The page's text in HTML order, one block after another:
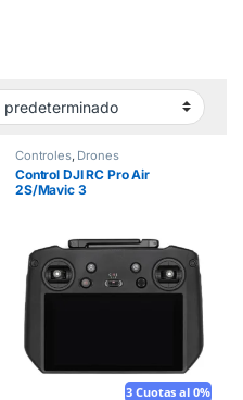
Controles, Drones
Control DJI RC Pro Air
2S/Mavic 3
3 Cuotas al 0%